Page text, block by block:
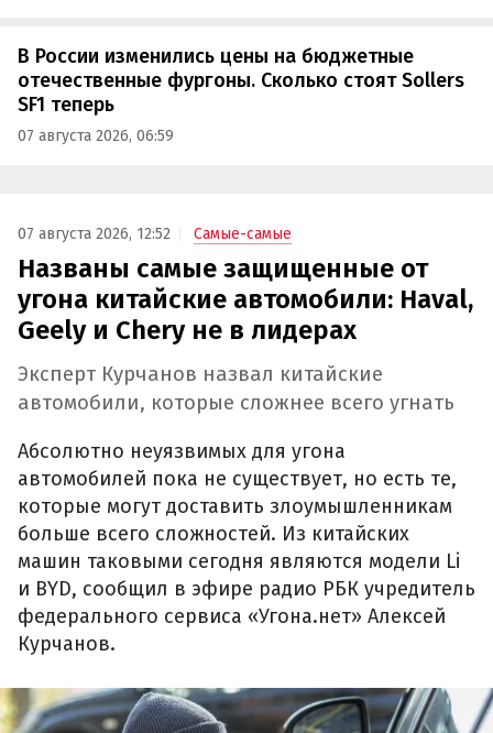
В России изменились цены на бюджетные
отечественные фургоны. Сколько стоят Sollers
SF1 теперь
07 августа 2026, 06:59
07 августа 2026, 12:52 Самые-самые
Названы самые защищенные от
угона китайские автомобили: Haval,
Geely и Chery не в лидерах
Эксперт Курчанов назвал китайские
автомобили, которые сложнее всего угнать
Абсолютно неуязвимых для угона
автомобилей пока не существует, но есть те,
которые могут доставить злоумышленникам
больше всего сложностей. Из китайских
машин таковыми сегодня являются модели Li
и BYD, сообщил в эфире радио РБК учредитель
федерального сервиса «Угона.нет» Алексей
Курчанов.